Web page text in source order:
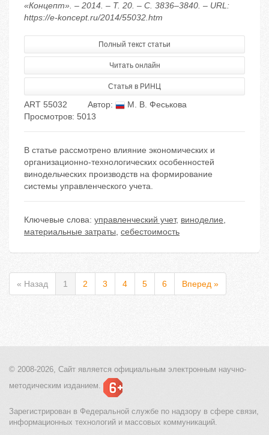
«Концепт». – 2014. – Т. 20. – С. 3836–3840. – URL:
https://e-koncept.ru/2014/55032.htm
Полный текст статьи
Читать онлайн
Статья в РИНЦ
ART 55032 Автор:
М. В. Феськова
Просмотров: 5013
В статье рассмотрено влияние экономических и
организационно-технологических особенностей
винодельческих производств на формирование
системы управленческого учета.
Ключевые слова: управленческий учет, виноделие,
материальные затраты, себестоимость
« Назад 1 2 3 4 5 6 Вперед »
© 2008-2026, Сайт является официальным электронным научно-
методическим изданием.
Зарегистрирован в Федеральной службе по надзору в сфере связи,
информационных технологий и массовых коммуникаций.